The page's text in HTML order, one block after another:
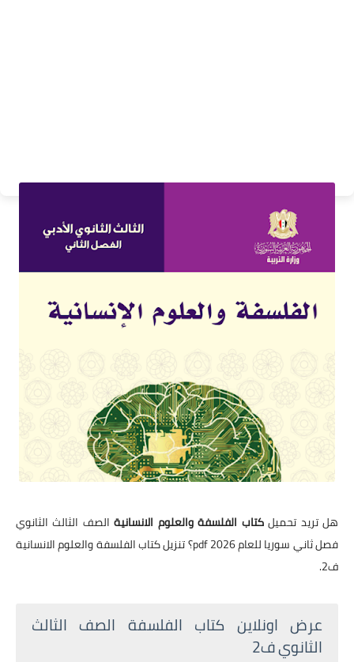
هل تريد تحميلكتاب الفلسفة والعلوم الانسانيةالصف الثالث الثانوي
فصل ثاني سوريا للعام 2026 pdf؟ تنزيل كتاب الفلسفة والعلوم الانسانية
ف2.
عرض اونلاين كتاب الفلسفة الصف الثالث
الثانوي ف2